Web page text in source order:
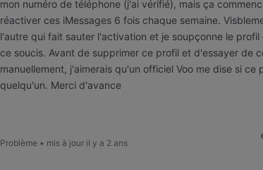
mon numéro de téléphone (j'ai vérifié), mais ça
réactiver ces iMessages 6 fois chaque semaine.
l'autre qui fait sauter l'activation et je soupçonne le
ce soucis. Avant de supprimer ce profil et d'essayer de
manuellement, j'aimerais qu'un officiel Voo me dise si
quelqu'un. Merci d'avance
Problème • mis à jour il y a 2 ans